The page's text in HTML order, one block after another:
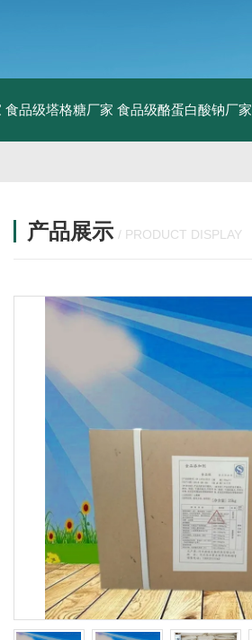
食品级塔格糖厂家 食品级酪蛋白酸钠厂家
产品展示 / PRODUCT DISPLAY